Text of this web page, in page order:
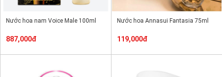
Nước hoa nam Voice Male 100ml
887,000đ
Nước hoa Annasui Fantasia 75ml
119,000đ